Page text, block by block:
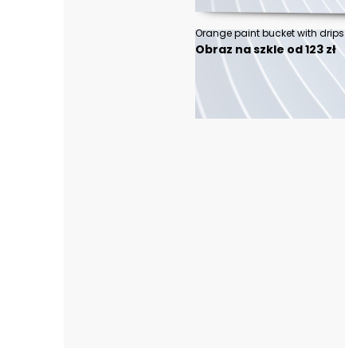
Orange paint bucket with drips
Obraz na szkle od 123 zł